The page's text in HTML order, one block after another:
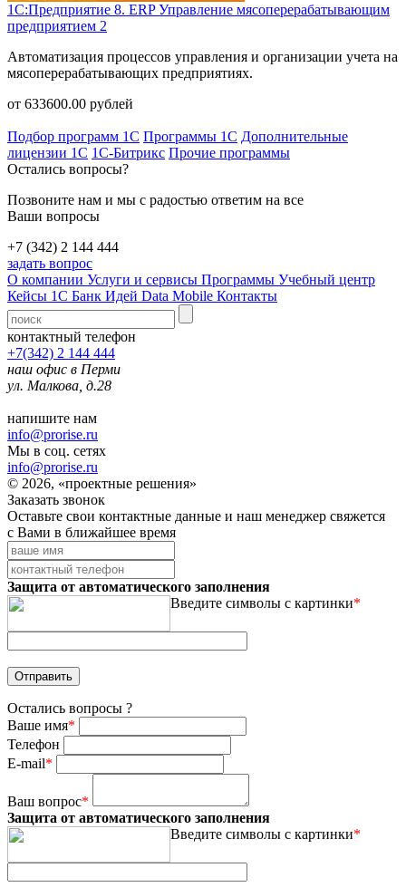
1С:Предприятие 8. ERP Управление мясоперерабатывающим
предприятием 2
Автоматизация процессов управления и организации учета на
мясоперерабатывающих предприятиях.
от 633600.00 рублей
Подбор программ 1С Программы 1С Дополнительные
лицензии 1С 1С-Битрикс Прочие программы
Остались вопросы?
Позвоните нам и мы с радостью ответим на все
Ваши вопросы
+7 (342) 2 144 444
задать вопрос
О компании Услуги и сервисы Программы Учебный центр
Кейсы 1С Банк Идей Data Mobile Контакты
контактный телефон
+7(342) 2 144 444
наш офис в Перми
ул. Малкова, д.28
напишите нам
info@prorise.ru
Мы в соц. сетях
info@prorise.ru
© 2026, «проектные решения»
Заказать звонок
Оставьте свои контактные данные и наш менеджер свяжется
с Вами в ближайшее время
Защита от автоматического заполнения
Введите символы с картинки*
Остались вопросы ?
Ваше имя*
Телефон
E-mail*
Ваш вопрос*
Защита от автоматического заполнения
Введите символы с картинки*